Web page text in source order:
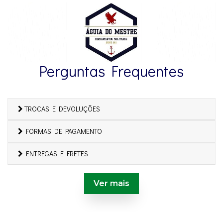
Perguntas Frequentes
TROCAS E DEVOLUÇÕES
FORMAS DE PAGAMENTO
ENTREGAS E FRETES
Ver mais